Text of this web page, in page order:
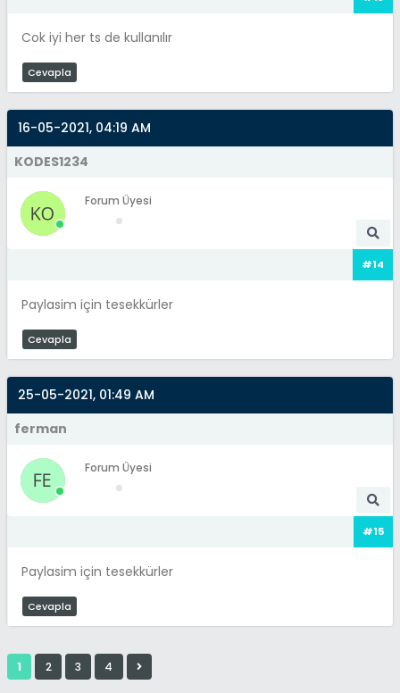
Cok iyi her ts de kullanılır
Cevapla
16-05-2021, 04:19 AM
KODES1234
Forum Üyesi
#14
Paylasim için tesekkürler
Cevapla
25-05-2021, 01:49 AM
ferman
Forum Üyesi
#15
Paylasim için tesekkürler
Cevapla
1 2 3 4